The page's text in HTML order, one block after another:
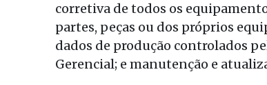
corretiva de todos os
partes, peças ou dos próprios
dados de produção controlados
Gerencial; e manutenção e